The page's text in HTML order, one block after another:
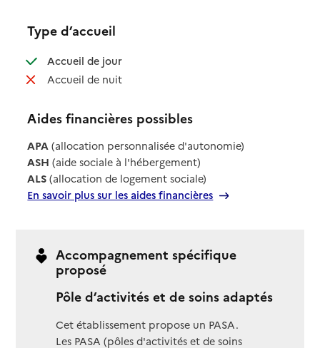
Type d’accueil
Accueil de jour: disponible
Accueil de nuit: non disponible
Aides financières possibles
APA (allocation personnalisée d'autonomie)
ASH (aide sociale à l'hébergement)
ALS (allocation de logement sociale)
En savoir plus sur les aides financières
Accompagnement spécifique
proposé
Pôle d’activités et de soins adaptés
Cet établissement propose un PASA.
Les PASA (pôles d'activités et de soins